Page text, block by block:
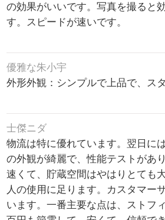
の効果がいいです。写真を撮ると
す。スピードが速いです。
優雅な朱小宇
外形外観：シンプルで上品で、ス
士傑ニダ
物流は特に優れています。翌日に
の外観が綺麗で、性能テストがあ
速くて、貯蔵空間はやはりとても
人の使用に足ります。カスタマー
います。一番主要な点は、ストフ